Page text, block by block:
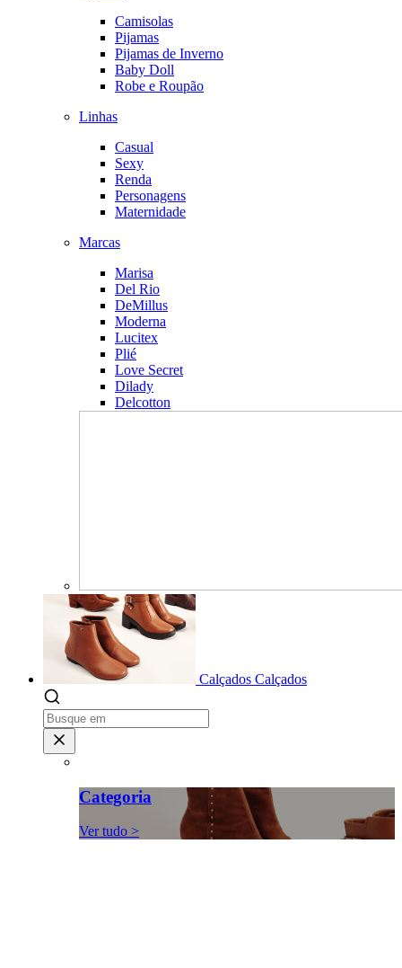
Camisolas
Pijamas
Pijamas de Inverno
Baby Doll
Robe e Roupão
Linhas
Casual
Sexy
Renda
Personagens
Maternidade
Marcas
Marisa
Del Rio
DeMillus
Moderna
Lucitex
Plié
Love Secret
Dilady
Delcotton
Calçados Calçados
Categoria
Ver tudo >